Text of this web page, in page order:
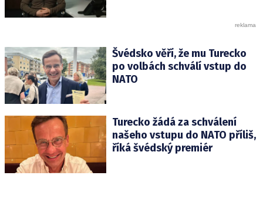
Švédsko věří, že mu Turecko
po volbách schválí vstup do
NATO
Turecko žádá za schválení
našeho vstupu do NATO příliš,
říká švédský premiér